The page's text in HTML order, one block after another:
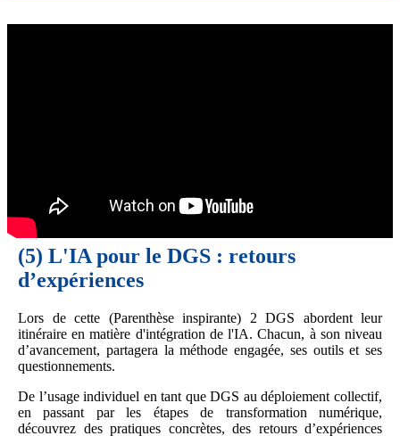
(5) L'IA pour le DGS : retours
d’expériences
Lors de cette (Parenthèse inspirante) 2 DGS abordent leur
itinéraire en matière d'intégration de l'IA. Chacun, à son niveau
d’avancement, partagera la méthode engagée, ses outils et ses
questionnements.
De l’usage individuel en tant que DGS au déploiement collectif,
en passant par les étapes de transformation numérique,
découvrez des pratiques concrètes, des retours d’expériences